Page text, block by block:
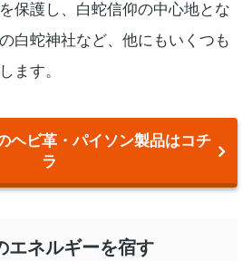
保護し、白蛇信仰の中心地とな
白蛇神社など、他にもいくつも
ます。
ヘビ革・パイソン製品はコチ
ラ
エネルギーを宿す